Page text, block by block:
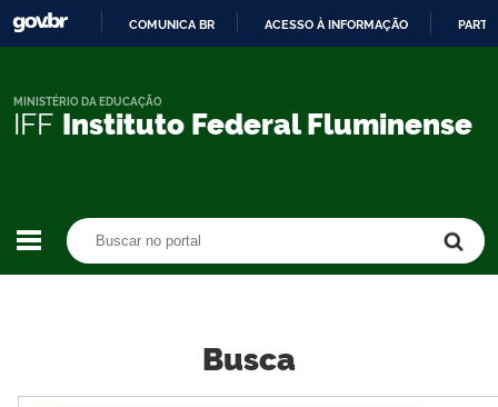
CONTEÚDO
COMUNICA BR ACESSO À INFORMAÇÃO
IFF Instituto Federal Fluminense
MINISTÉRIO DA EDUCAÇÃO
Busca